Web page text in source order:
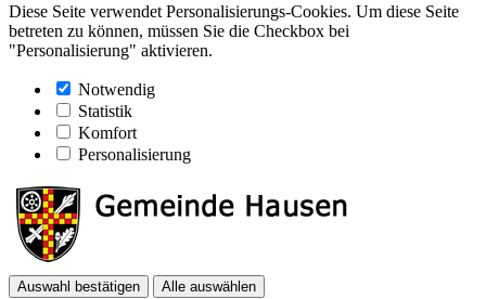
Diese Seite verwendet Personalisierungs-Cookies. Um diese Seite
betreten zu können, müssen Sie die Checkbox bei
"Personalisierung" aktivieren.
Notwendig
Statistik
Komfort
Personalisierung
Auswahl bestätigen Alle auswählen